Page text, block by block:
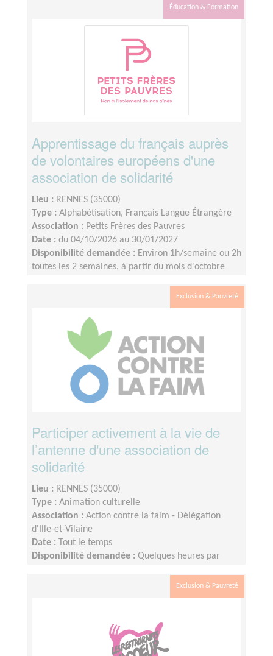
Éducation & Formation
Apprentissage du français auprès
de volontaires européens d'une
association de solidarité
Lieu : RENNES (35000)
Type : Alphabétisation, Français Langue Étrangère
Association : Petits Frères des Pauvres
Date : du 04/10/2026 au 30/01/2027
Disponibilité demandée : Environ 1h/semaine ou 2h
toutes les 2 semaines, à partir du mois d'octobre
Exclusion & Pauvreté
Participer activement à la vie de
l’antenne d'une association de
solidarité
Lieu : RENNES (35000)
Type : Animation culturelle
Association : Action contre la faim - Délégation
d'Ille-et-Vilaine
Date :
Tout le temps
Disponibilité demandée : Quelques heures par
Exclusion & Pauvreté